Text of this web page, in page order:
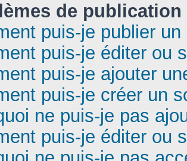
de publication
puis-je publier
puis-je éditer ou
puis-je ajouter
puis-je créer un
ne puis-je pas
puis-je éditer ou